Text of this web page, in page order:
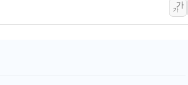
[AI MY 뉴스] 뉴욕 반도체주 프리뷰...美 고용 쇼
뉴욕증시 프리뷰, 美 고용 쇼크에 금리 인상 우려
가
가